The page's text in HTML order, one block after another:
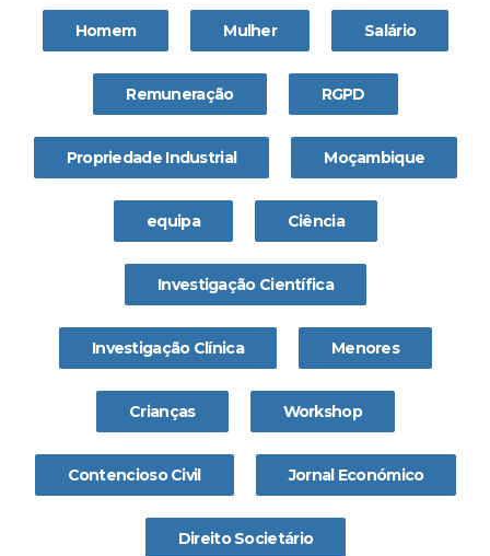
Homem Mulher Salário
Remuneração RGPD
Propriedade Industrial Moçambique
equipa Ciência
Investigação Científica
Investigação Clínica Menores
Crianças Workshop
Contencioso Civil Jornal Económico
Direito Societário